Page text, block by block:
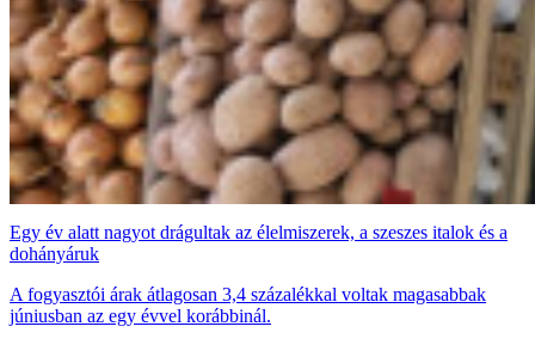
Egy év alatt nagyot drágultak az élelmiszerek, a szeszes italok és a
dohányáruk
A fogyasztói árak átlagosan 3,4 százalékkal voltak magasabbak
júniusban az egy évvel korábbinál.